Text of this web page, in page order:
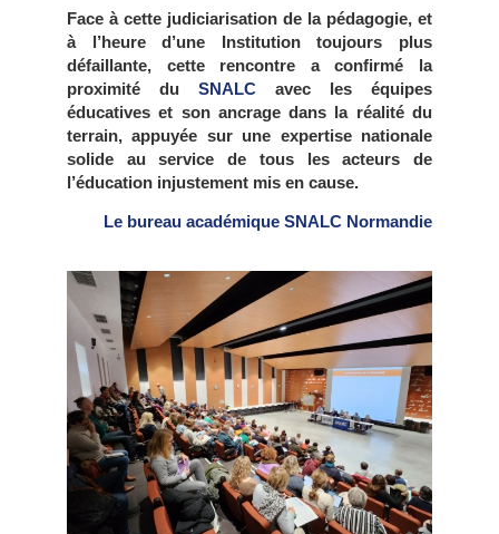
Face à cette judiciarisation de la pédagogie, et
à l’heure d’une Institution toujours plus
défaillante, cette rencontre a confirmé la
proximité du SNALC avec les équipes
éducatives et son ancrage dans la réalité du
terrain, appuyée sur une expertise nationale
solide au service de tous les acteurs de
l’éducation injustement mis en cause.
Le bureau académique SNALC Normandie